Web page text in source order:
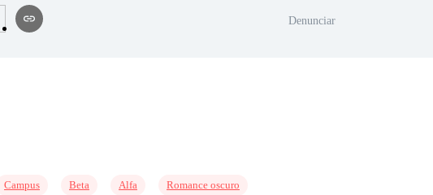
Denunciar
Campus Beta Alfa Romance oscuro